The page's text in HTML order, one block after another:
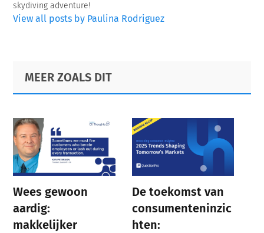
skydiving adventure!
View all posts by Paulina Rodriguez
Primary
Sidebar
Footer
MEER ZOALS DIT
Wees gewoon
aardig:
makkelijker
De toekomst van
consumenteninzic
hten: